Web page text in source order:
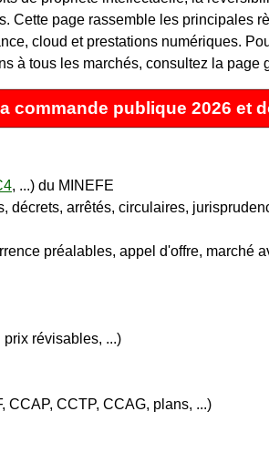
Cette page rassemble les principales
cloud et prestations numériques.
à tous les marchés, consultez la page
commande publique 2026 et
, ...) du MINEFE
arrêtés, circulaires,
préalables, appel d'offre, marché
révisables, ...)
CCAP, CCTP, CCAG, plans, ...)